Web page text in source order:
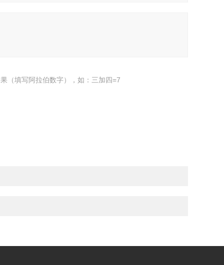
（填写阿拉伯数字），如：三加四=7